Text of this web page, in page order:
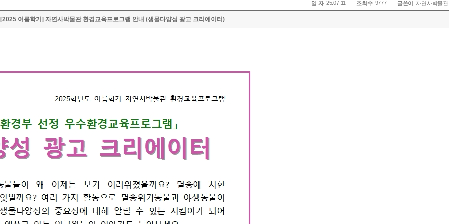
일 자 25.07.11 조회수 9777 글쓴이 자연사박물관
[2025 여름학기] 자연사박물관 환경교육프로그램 안내 (생물다양성 광고 크리에이터)